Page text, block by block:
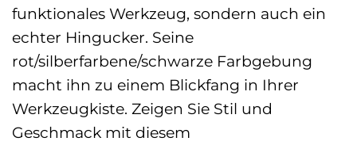
funktionales Werkzeug, sondern auch ein
echter Hingucker. Seine
rot/silberfarbene/schwarze Farbgebung
macht ihn zu einem Blickfang in Ihrer
Werkzeugkiste. Zeigen Sie Stil und
Geschmack mit diesem